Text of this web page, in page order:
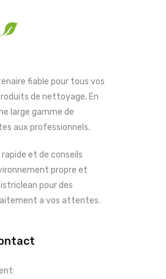
fiable pour tous vos
de nettoyage. En
large gamme de
aux professionnels.
et de conseils
propre et
pour des
a vos attentes.